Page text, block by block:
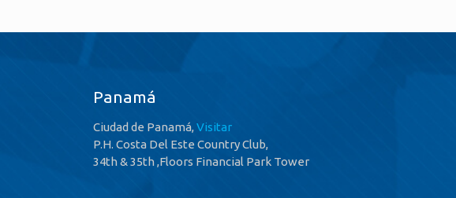
Panamá
Ciudad de Panamá,Visitar
P.H. Costa Del Este Country Club,
34th & 35th ,Floors Financial Park Tower